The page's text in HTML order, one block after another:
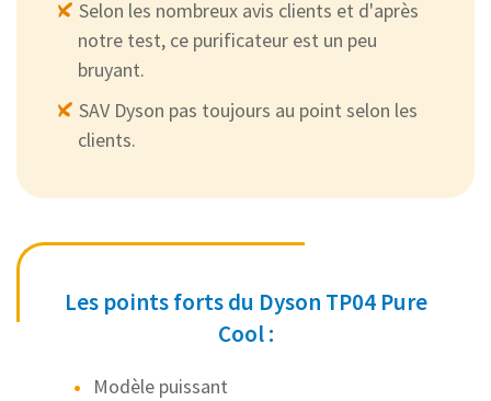
Selon les nombreux avis clients et d'après
notre test, ce purificateur est un peu
bruyant.
SAV Dyson pas toujours au point selon les
clients.
Les points forts du Dyson TP04 Pure
Cool :
Modèle puissant